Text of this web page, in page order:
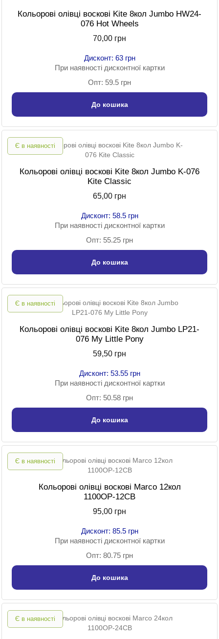
Кольорові олівці воскові Kite 8кол Jumbo HW24-
076 Hot Wheels
70,00 грн
Дисконт: 63 грн
При наявності дисконтної картки
Опт: 59.5 грн
До кошика
Є в наявності
Кольорові олівці воскові Kite 8кол Jumbo K-076
Kite Classic
65,00 грн
Дисконт: 58.5 грн
При наявності дисконтної картки
Опт: 55.25 грн
До кошика
Є в наявності
Кольорові олівці воскові Kite 8кол Jumbo LP21-
076 My Little Pony
59,50 грн
Дисконт: 53.55 грн
При наявності дисконтної картки
Опт: 50.58 грн
До кошика
Є в наявності
Кольорові олівці воскові Marco 12кол
1100ОР-12СВ
95,00 грн
Дисконт: 85.5 грн
При наявності дисконтної картки
Опт: 80.75 грн
До кошика
Є в наявності